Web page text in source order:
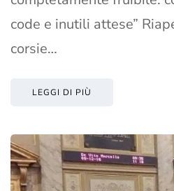
code e inutili attese”
corsie…
LEGGI DI PIÙ